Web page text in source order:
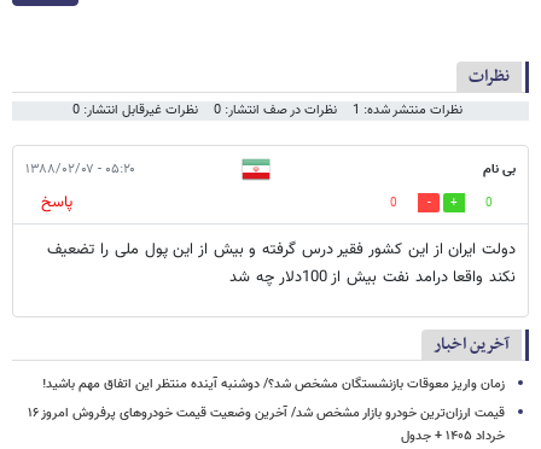
نظرات
نظرات منتشر شده: 1 نظرات در صف انتشار: 0 نظرات غیرقابل انتشار: 0
بی نام ۰۵:۲۰ - ۱۳۸۸/۰۲/۰۷
0
0
پاسخ
دولت ایران از این کشور فقیر درس گرفته و بیش از این پول ملی را تضعیف
نکند واقعا درامد نفت بیش از 100دلار چه شد
آخرین اخبار
زمان واریز معوقات بازنشستگان مشخص شد؟/ دوشنبه آینده منتظر این اتفاق مهم باشید!
قیمت ارزان‌ترین خودرو بازار مشخص شد/ آخرین وضعیت قیمت خودروهای پرفروش امروز ۱۶
خرداد ۱۴۰۵ + جدول